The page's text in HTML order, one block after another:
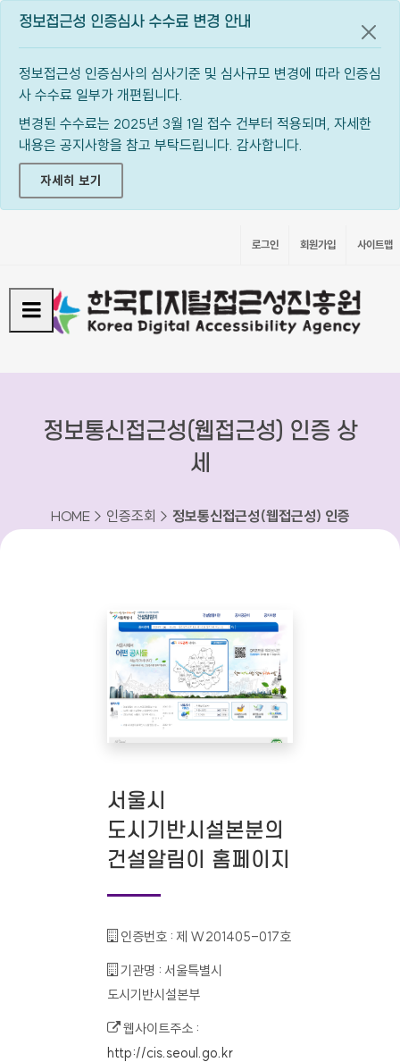
정보접근성 인증심사 수수료 변경 안내
정보접근성 인증심사의 심사기준 및 심사규모 변경에 따라 인증심
사 수수료 일부가 개편됩니다.
변경된 수수료는 2025년 3월 1일 접수 건부터 적용되며, 자세한
내용은 공지사항을 참고 부탁드립니다. 감사합니다.
자세히 보기
공지
로그인 회원가입 사이트맵
정보통신접근성(웹접근성) 인증 상
세
HOME > 인증조회 > 정보통신접근성(웹접근성) 인증
서울시
도시기반시설본분의
건설알림이 홈페이지
인증번호 : 제 W201405-017호
기관명 : 서울특별시
도시기반시설본부
웹사이트주소 :
http://cis.seoul.go.kr